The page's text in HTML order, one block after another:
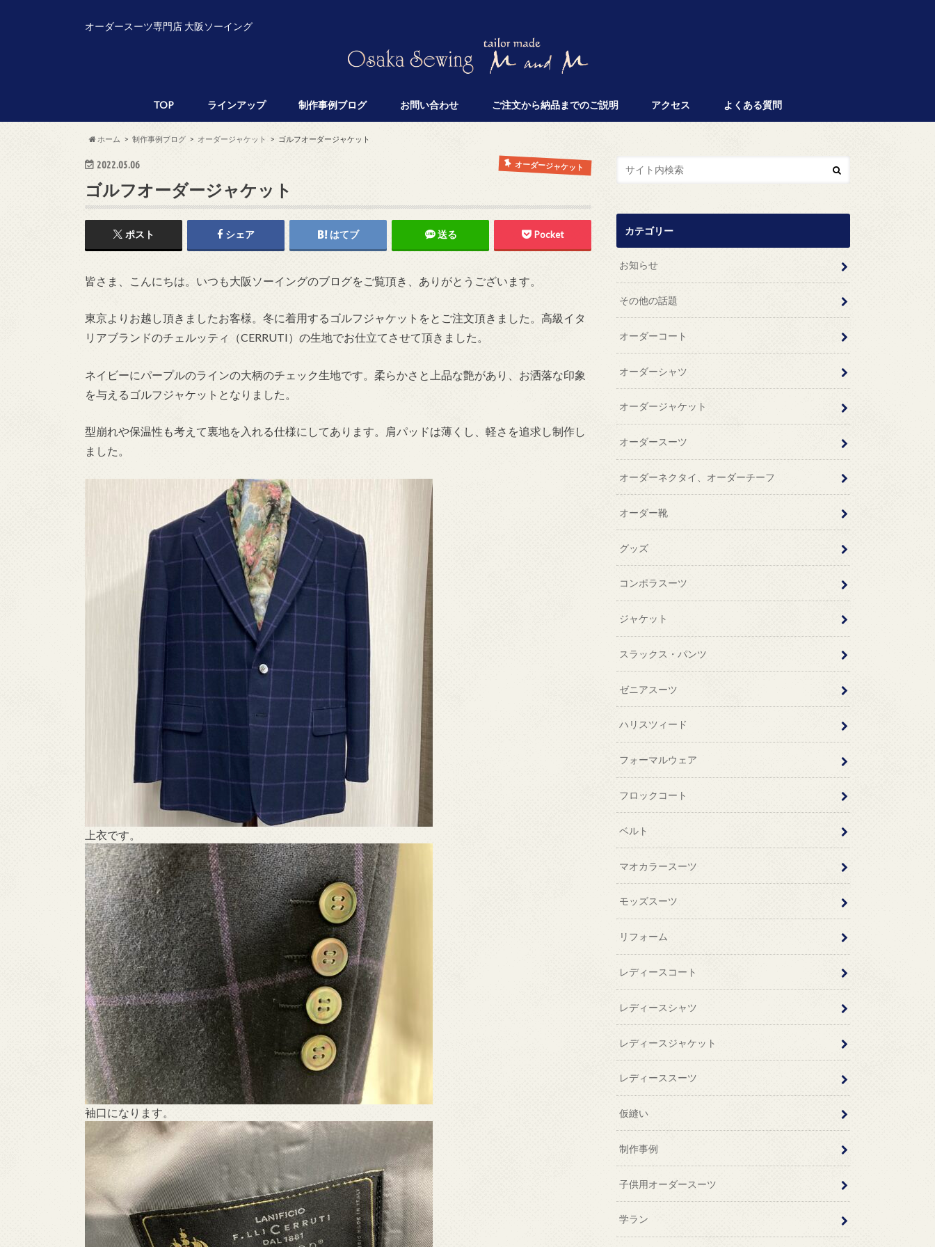
オーダースーツ専門店 大阪ソーイング
TOP ラインアップ 制作事例ブログ お問い合わせ ご注文から納品までのご説明 アクセス よくある質問
ホーム 制作事例ブログ オーダージャケット ゴルフオーダージャケット
2022.05.06 オーダージャケット
ゴルフオーダージャケット
ポスト シェア はてブ 送る Pocket
皆さま、こんにちは。いつも大阪ソーイングのブログをご覧頂き、ありがとうございます。
東京よりお越し頂きましたお客様。冬に着用するゴルフジャケットをとご注文頂きました。高級イタ
リアブランドのチェルッティ（CERRUTI）の生地でお仕立てさせて頂きました。
ネイビーにパープルのラインの大柄のチェック生地です。柔らかさと上品な艶があり、お洒落な印象
を与えるゴルフジャケットとなりました。
型崩れや保温性も考えて裏地を入れる仕様にしてあります。肩パッドは薄くし、軽さを追求し制作し
ました。
上衣です。
袖口になります。
カテゴリー
お知らせ
その他の話題
オーダーコート
オーダーシャツ
オーダージャケット
オーダースーツ
オーダーネクタイ、オーダーチーフ
オーダー靴
グッズ
コンポラスーツ
ジャケット
スラックス・パンツ
ゼニアスーツ
ハリスツィード
フォーマルウェア
フロックコート
ベルト
マオカラースーツ
モッズスーツ
リフォーム
レディースコート
レディースシャツ
レディースジャケット
レディーススーツ
仮縫い
制作事例
子供用オーダースーツ
学ラン